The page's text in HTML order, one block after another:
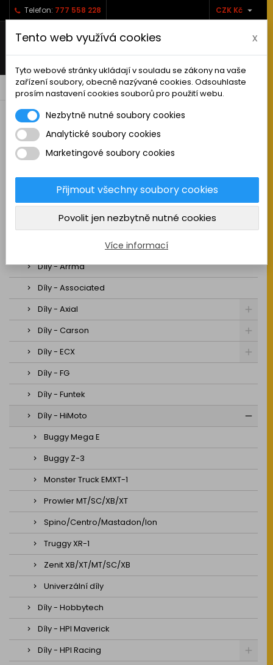
Telefon: 777 558 228 CZK Kč 
   shopping_cart0
RC AUTA
Sestavená auta elektro
Stavebnice aut elektro
Auta na spalovací motor
Náhradní díly
Díly - Arrma
Díly - Associated
Díly - Axial
Díly - Carson
Díly - ECX
Díly - FG
Díly - Funtek
Díly - HiMoto
Buggy Mega E
Buggy Z-3
Monster Truck EMXT-1
Prowler MT/SC/XB/XT
Spino/Centro/Mastadon/Ion
Truggy XR-1
Zenit XB/XT/MT/SC/XB
Univerzální díly
Díly - Hobbytech
Díly - HPI Maverick
Díly - HPI Racing
Tento web využívá cookies x
Tyto webové stránky ukládají v souladu se zákony na vaše
zařízení soubory, obecně nazývané cookies. Odsouhlaste
prosím nastavení cookies souborů pro použití webu.
Nezbytně nutné soubory cookies
Analytické soubory cookies
Marketingové soubory cookies
Přijmout všechny soubory cookies
Povolit jen nezbytně nutné cookies
Více informací